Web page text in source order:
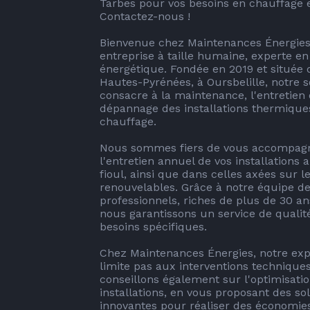
Tarbes pour vos besoins en chauffage
Contactez-nous !
Bienvenue chez Maintenances
entreprise à taille humaine, experte
énergétique. Fondée en 2019 et située
Hautes-Pyrénées, à Oursbelille, notre
consacre à la maintenance, l'entretien
dépannage des installations
chauffage.
Nous sommes fiers de vous
l'entretien annuel de vos installations
fioul, ainsi que dans celles axées sur
renouvelables. Grâce à notre équipe de
professionnels, riches de plus de 30
nous garantissons un service de
besoins spécifiques.
Chez Maintenances Énergies, notre
limite pas aux interventions
conseillons également sur
installations, en vous proposant des
innovantes pour réaliser des